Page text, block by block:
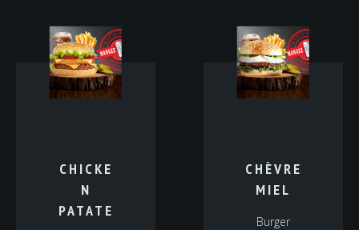
CHICKE
N
PATATE
CHÈVRE
MIEL
Burger